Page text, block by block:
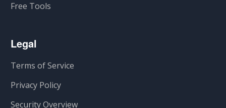
Free Tools
Legal
Terms of Service
Privacy Policy
Security Overview